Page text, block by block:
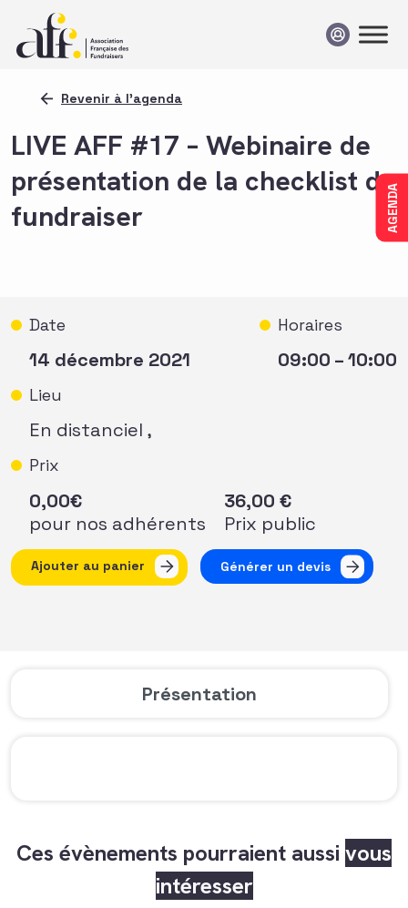
AGENDA
Revenir à l'agenda
LIVE AFF #17 – Webinaire de
présentation de la checklist du
fundraiser
Date
14 décembre 2021
Lieu
En distanciel ,
Horaires
09:00 – 10:00
Prix
0,00€
pour nos adhérents
36,00 €
Prix public
quantité de LIVE AFF #17 – Webinaire de présentation
Ajouter au panier Générer un devis
Présentation
Ces évènements pourraient aussi vous
intéresser